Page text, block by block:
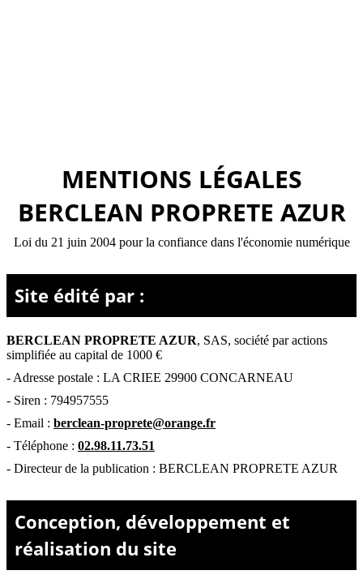
MENTIONS LÉGALES
BERCLEAN PROPRETE AZUR
Loi du 21 juin 2004 pour la confiance dans l'économie numérique
Site édité par :
BERCLEAN PROPRETE AZUR, SAS, société par actions
simplifiée au capital de 1000 €
- Adresse postale : LA CRIEE 29900 CONCARNEAU
- Siren : 794957555
- Email : berclean-proprete@orange.fr
- Téléphone : 02.98.11.73.51
- Directeur de la publication : BERCLEAN PROPRETE AZUR
Conception, développement et
réalisation du site